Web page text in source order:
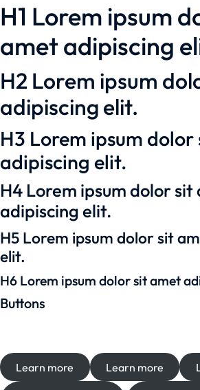
H1 Lorem ipsum
amet adipiscing
H2 Lorem ipsum
adipiscing elit.
H3 Lorem ipsum
adipiscing elit.
H4 Lorem ipsum dolor sit
adipiscing elit.
H5 Lorem ipsum dolor sit
elit.
H6 Lorem ipsum dolor sit amet
Buttons
Learn more Learn more